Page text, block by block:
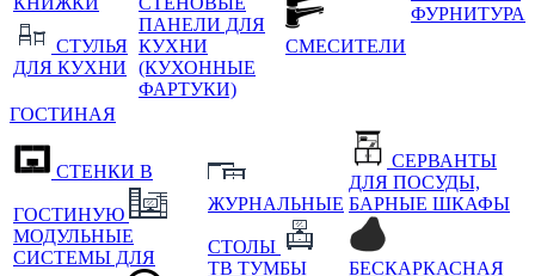
СТУЛЬЯ
ДЛЯ КУХНИ
ПАНЕЛИ ДЛЯ
КУХНИ
(КУХОННЫЕ
ФАРТУКИ)
СМЕСИТЕЛИ
ФУРНИТУРА
ГОСТИНАЯ
СТЕНКИ В
ГОСТИНУЮ
МОДУЛЬНЫЕ
СИСТЕМЫ ДЛЯ
ЖУРНАЛЬНЫЕ
СТОЛЫ
ТВ ТУМБЫ
СЕРВАНТЫ
ДЛЯ ПОСУДЫ,
БАРНЫЕ ШКАФЫ
БЕСКАРКАСНАЯ